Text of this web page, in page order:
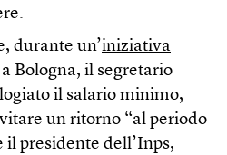
durante un’iniziativa
Bologna, il segretario
il salario minimo,
un ritorno “al periodo
il presidente dell’Inps,